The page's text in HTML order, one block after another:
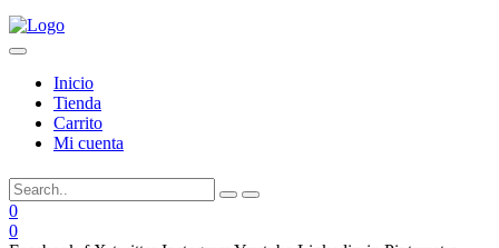
Inicio
Tienda
Carrito
Mi cuenta
0
0